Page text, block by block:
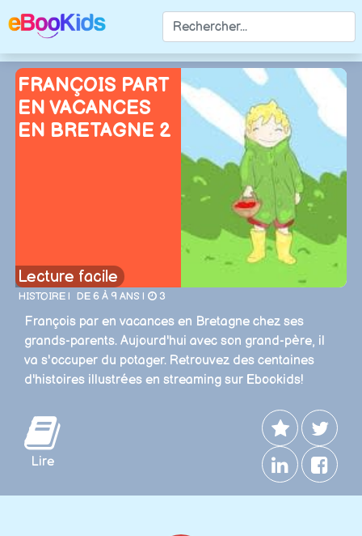
FRANÇOIS PART
EN VACANCES
EN BRETAGNE 2
Lecture facile
HISTOIRE | DE 6 À 9 ANS | 3
François par en vacances en Bretagne chez ses
grands-parents. Aujourd'hui avec son grand-père, il
va s'occuper du potager. Retrouvez des centaines
d'histoires illustrées en streaming sur Ebookids!
Lire